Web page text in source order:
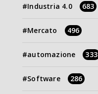
Industria 4.0 683
Mercato 496
automazione 333
Software 286